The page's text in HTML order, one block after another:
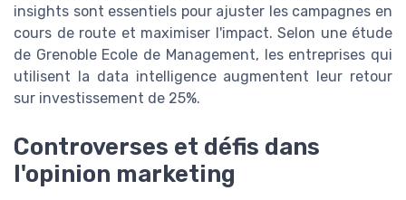
insights sont essentiels pour ajuster les campagnes en
cours de route et maximiser l'impact. Selon une étude
de Grenoble Ecole de Management, les entreprises qui
utilisent la data intelligence augmentent leur retour
sur investissement de 25%.
Controverses et défis dans
l'opinion marketing